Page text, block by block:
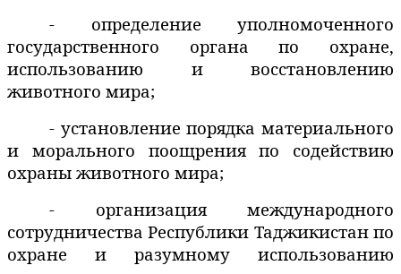
- определение уполномоченного
государственного органа по охране,
использованию и восстановлению
животного мира;
- установление порядка материального
и морального поощрения по содействию
охраны животного мира;
- организация международного
сотрудничества Республики Таджикистан по
охране и разумному использованию